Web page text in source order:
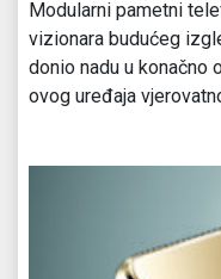
Modularni pametni
vizionara budućeg
donio nadu u konačno
ovog uređaja